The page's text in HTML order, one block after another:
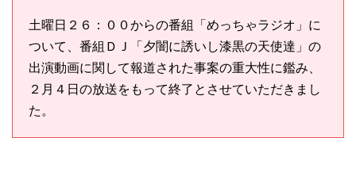
土曜日２６：００からの番組「めっちゃラジオ」に
ついて、番組ＤＪ「夕闇に誘いし漆黒の天使達」の
出演動画に関して報道された事案の重大性に鑑み、
２月４日の放送をもって終了とさせていただきまし
た。